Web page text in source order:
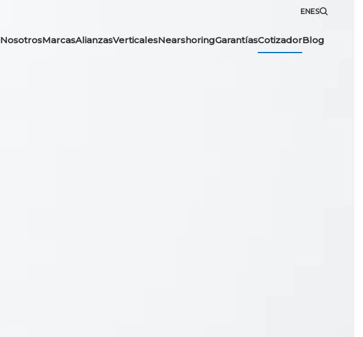
ENES
NosotrosMarcasAlianzasVerticalesNearshoringGarantíasCotizadorBlog